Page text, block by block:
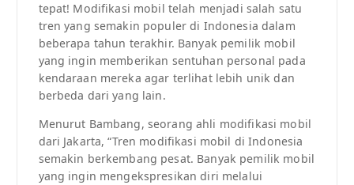
tepat! Modifikasi mobil telah menjadi salah satu
tren yang semakin populer di Indonesia dalam
beberapa tahun terakhir. Banyak pemilik mobil
yang ingin memberikan sentuhan personal pada
kendaraan mereka agar terlihat lebih unik dan
berbeda dari yang lain.
Menurut Bambang, seorang ahli modifikasi mobil
dari Jakarta, “Tren modifikasi mobil di Indonesia
semakin berkembang pesat. Banyak pemilik mobil
yang ingin mengekspresikan diri melalui